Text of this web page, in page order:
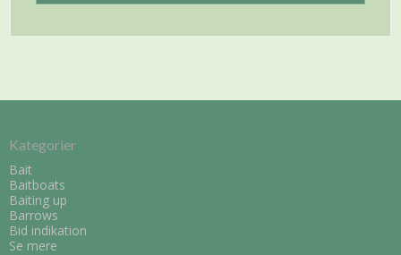
Kategorier
Bait
Baitboats
Baiting up
Barrows
Bid indikation
Se mere